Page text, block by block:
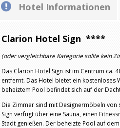
Hotel Informationen
Clarion Hotel Sign ****
(oder vergleichbare Kategorie sollte kein
Das Clarion Hotel Sign ist im Centrum ca.
entfernt. Das Hotel bietet ein kostenloses
beheiztem Pool befindet sich auf der
Die Zimmer sind mit Designermöbeln von
Sign verfügt über eine Sauna, einen
Stadt genießen. Der beheizte Pool auf